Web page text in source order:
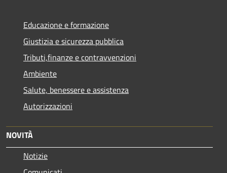
Educazione e formazione
Giustizia e sicurezza pubblica
Tributi,finanze e contravvenzioni
Ambiente
Salute, benessere e assistenza
Autorizzazioni
NOVITÀ
Notizie